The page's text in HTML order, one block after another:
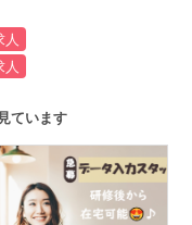
人
人
ています